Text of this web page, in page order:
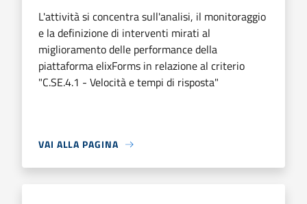
L'attività si concentra sull'analisi, il monitoraggio
e la definizione di interventi mirati al
miglioramento delle performance della
piattaforma elixForms in relazione al criterio
"C.SE.4.1 - Velocità e tempi di risposta"
VAI ALLA PAGINA